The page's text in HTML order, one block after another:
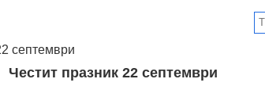
септември
Честит празник 22 септември